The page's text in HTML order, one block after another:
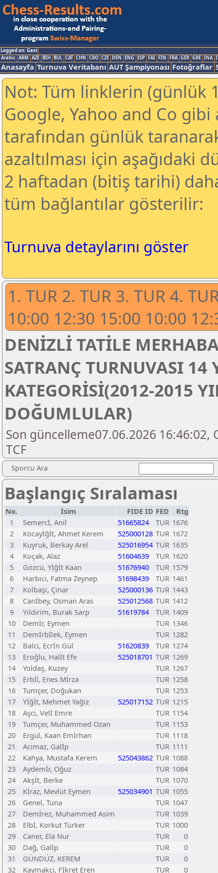
Logged on: Gast
Arabic ARM AZE BIH BUL CAT CHN CRO CZE DEN ENG ESP FAI FIN FRA GER GRE INA
Anasayfa Turnuva Veritabanı AUT Şampiyonası Fotoğraflar
Not: Tüm linklerin (günlük
Google, Yahoo and Co
tarafından günlük
azaltılması için aşağıdaki
2 haftadan (bitiş tarihi)
tüm bağlantılar gösterilir:
Turnuva detaylarını göster
1. TUR 2. TUR 3. TUR 4.
10:00 12:30 15:00 10:00
DENİZLİ TATİLE
SATRANÇ TURNUVASI 14
KATEGORİSİ(2012-2015
DOĞUMLULAR)
Son güncelleme07.06.2026
TCF
Sporcu Ara
Başlangıç Sıralaması
No. İsim FIDE ID FED
Rtg
1
Semercİ, Anil 51665824 TUR 1676
2
Kocayİğİt, Ahmet Kerem 525000128 TUR 1672
3
Kuyruk, Berkay Arel 525016954 TUR 1635
4
Koçak, Alaz 51604639 TUR 1620
5
Gözcü, Yİğİt Kaan 51676940 TUR 1579
6
Harbici, Fatma Zeynep 51698439 TUR 1461
7
Kolbaşi, Çinar 525000136 TUR 1443
8
Canİbey, Osman Aras 525012568 TUR 1412
9
Yildirim, Burak Sarp 51619784 TUR 1409
10
Demİr, Eymen TUR 1346
11
Demİrbİlek, Eymen TUR 1282
12
Balci, Ecrİn Gül 51620839 TUR 1274
13
Eroğlu, Halİt Efe 525018701 TUR 1269
14
Yoldaş, Kuzey TUR 1267
15
Erbİl, Enes Mİrza TUR 1258
16
Tumçer, Doğukan TUR 1253
17
Yİğİt, Mehmet Yağiz 525017152 TUR 1215
18
Aşci, Velİ Emre TUR 1154
19
Tumçer, Muhammed Ozan TUR 1153
20
Ergül, Kaan Emİrhan TUR 1118
21
Acimaz, Galİp TUR 1111
22
Kahya, Mustafa Kerem 525043862 TUR 1088
23
Aydemİr, Oğuz TUR 1084
24
Akşİt, Berke TUR 1070
25
Kİraz, Mevlüt Eymen 525034901 TUR 1055
26
Genel, Tuna TUR 1047
27
Demİrez, Muhammed Asim TUR 1039
28
Elbİ, Korkut Türker TUR 1000
29
Caner, Ela Nur TUR
0
30
Dağ, Galİp TUR
0
31
GÜNDÜZ, KEREM TUR
0
32
Kaymakçi, Fİkret Eren TUR 0